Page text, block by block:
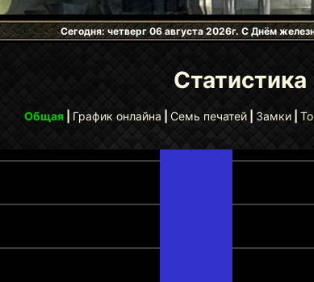
Сегодня: четверг 06 августа 2026г. С Днём
Статистика
Общая График онлайна|Семь печатей Замки